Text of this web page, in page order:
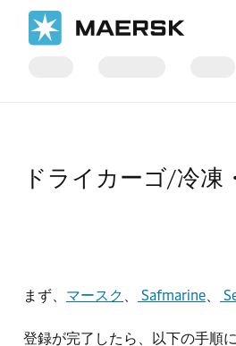
ドライカーゴ/冷
まず、 マースク 、 Safmarine、
登録が完了したら、以下の手順